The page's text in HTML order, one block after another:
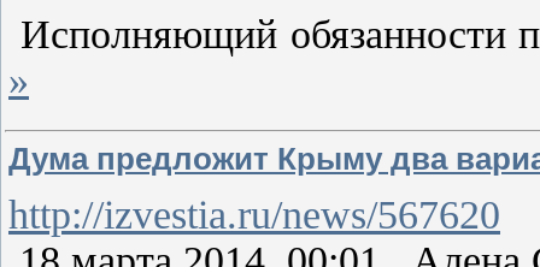
Исполняющий обязанности
»
Дума предложит Крыму два
http://izvestia.ru/news/567620